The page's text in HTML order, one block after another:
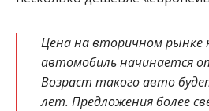
Цена на вторичном рынке
автомобиль начинается
Возраст такого авто
лет. Предложения более